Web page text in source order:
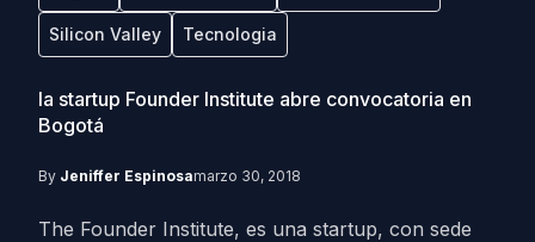
Silicon Valley Tecnologia
la startup Founder Institute abre convocatoria en
Bogotá
By Jeniffer Espinosamarzo 30, 2018
The Founder Institute, es una startup, con sede